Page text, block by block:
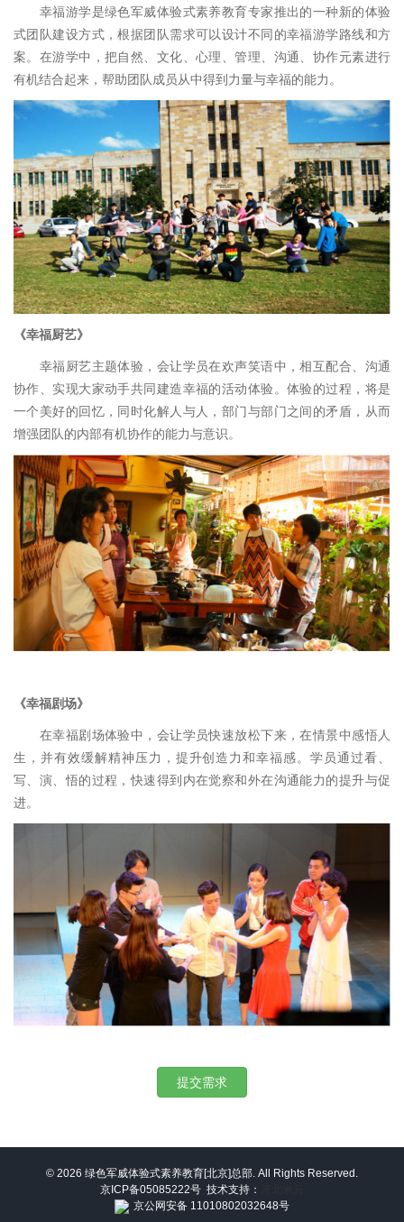
幸福游学是绿色军威体验式素养教育专家推出的一种新的体验
式团队建设方式，根据团队需求可以设计不同的幸福游学路线和方
案。在游学中，把自然、文化、心理、管理、沟通、协作元素进行
有机结合起来，帮助团队成员从中得到力量与幸福的能力。
《幸福厨艺》
幸福厨艺主题体验，会让学员在欢声笑语中，相互配合、沟通
协作、实现大家动手共同建造幸福的活动体验。体验的过程，将是
一个美好的回忆，同时化解人与人，部门与部门之间的矛盾，从而
增强团队的内部有机协作的能力与意识。
《幸福剧场》
在幸福剧场体验中，会让学员快速放松下来，在情景中感悟人
生，并有效缓解精神压力，提升创造力和幸福感。学员通过看、
写、演、悟的过程，快速得到内在觉察和外在沟通能力的提升与促
进。
提交需求
© 2026 绿色军威体验式素养教育[北京]总部. All Rights Reserved.
京ICP备05085222号 技术支持：
京公网安备 11010802032648号